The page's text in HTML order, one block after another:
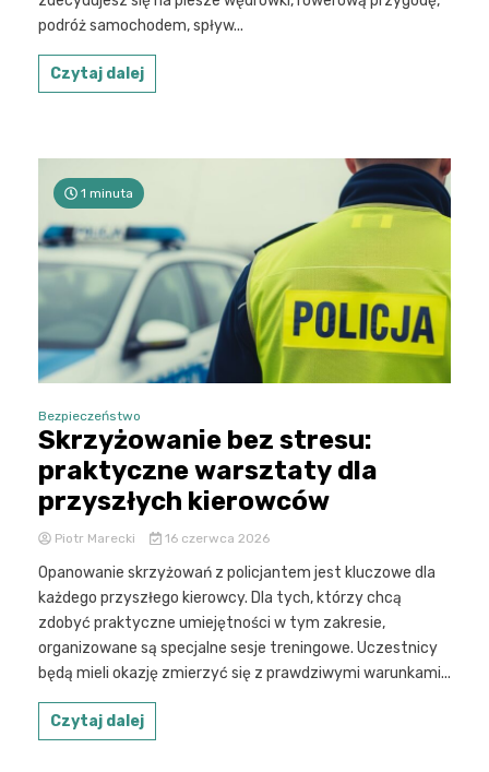
podróż samochodem, spływ...
Czytaj dalej
1 minuta
Bezpieczeństwo
Skrzyżowanie bez stresu:
praktyczne warsztaty dla
przyszłych kierowców
Piotr Marecki 16 czerwca 2026
Opanowanie skrzyżowań z policjantem jest kluczowe dla
każdego przyszłego kierowcy. Dla tych, którzy chcą
zdobyć praktyczne umiejętności w tym zakresie,
organizowane są specjalne sesje treningowe. Uczestnicy
będą mieli okazję zmierzyć się z prawdziwymi warunkami...
Czytaj dalej